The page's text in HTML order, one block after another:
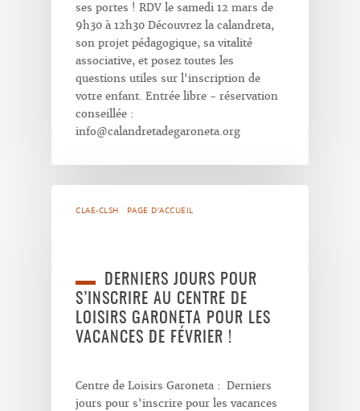
ses portes ! RDV le samedi 12 mars de
9h30 à 12h30 Découvrez la calandreta,
son projet pédagogique, sa vitalité
associative, et posez toutes les
questions utiles sur l'inscription de
votre enfant. Entrée libre - réservation
conseillée :
info@calandretadegaroneta.org
CLAE-CLSH PAGE D'ACCUEIL
DERNIERS JOURS POUR
S’INSCRIRE AU CENTRE DE
LOISIRS GARONETA POUR LES
VACANCES DE FÉVRIER !
Centre de Loisirs Garoneta : Derniers
jours pour s'inscrire pour les vacances